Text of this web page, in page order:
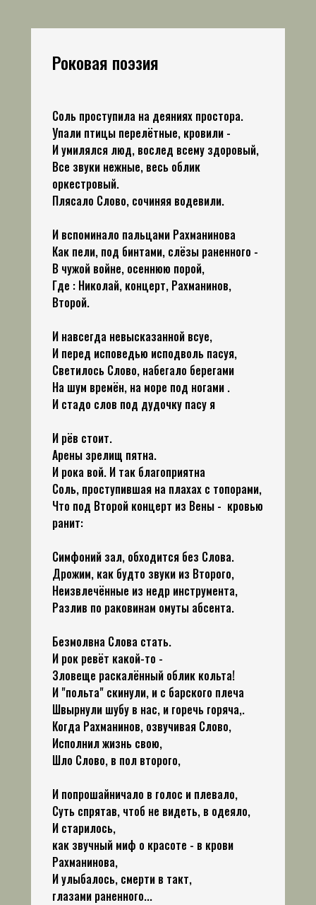
Роковая поэзия
Соль проступила на деяниях простора.
Упали птицы перелётные, кровили -
И умилялся люд, вослед всему здоровый,
Все звуки нежные, весь облик
оркестровый.
Плясало Слово, сочиняя водевили.
И вспоминало пальцами Рахманинова
Как пели, под бинтами, слёзы раненного -
В чужой войне, осеннюю порой,
Где : Николай, концерт, Рахманинов,
Второй.
И навсегда невысказанной всуе,
И перед исповедью исподволь пасуя,
Светилось Слово, набегало берегами
На шум времён, на море под ногами .
И стадо слов под дудочку пасу я
И рёв стоит.
Арены зрелищ пятна.
И рока вой. И так благоприятна
Соль, проступившая на плахах с топорами,
Что под Второй концерт из Вены - кровью
ранит:
Симфоний зал, обходится без Слова.
Дрожим, как будто звуки из Второго,
Неизвлечённые из недр инструмента,
Разлив по раковинам омуты абсента.
Безмолвна Слова стать.
И рок ревёт какой-то -
Зловеще раскалённый облик кольта!
И "польта" скинули, и с барского плеча
Швырнули шубу в нас, и горечь горяча,.
Когда Рахманинов, озвучивая Слово,
Исполнил жизнь свою,
Шло Слово, в пол второго,
И попрошайничало в голос и плевало,
Суть спрятав, чтоб не видеть, в одеяло,
И старилось,
как звучный миф о красоте - в крови
Рахманинова,
И улыбалось, смерти в такт,
глазами раненного...